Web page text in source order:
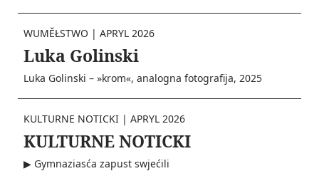
WUMĚŁSTWO | APRYL 2026
Luka Golinski
Luka Golinski – »krom«, analogna fotografija, 2025
KULTURNE NOTICKI | APRYL 2026
KULTURNE NOTICKI
▶ Gymnaziasća zapust swjećili